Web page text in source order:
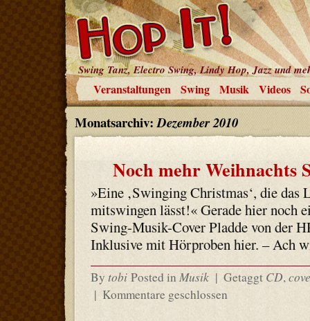
Swing Tanz, Electro Swing, Lindy Hop, Jazz und
Veranstaltungen Swing Musik Videos
Monatsarchiv:Dezember 2010
Noch mehr
»Eine ‚Swinging Christmas‘, die das
mitswingen lässt!« Gerade hier noch
Swing-Musik-Cover Pladde von der
Inklusive mit Hörproben hier. – Ach
By tobi Posted in Musik | Getaggt CD,
| Kommentare geschlossen